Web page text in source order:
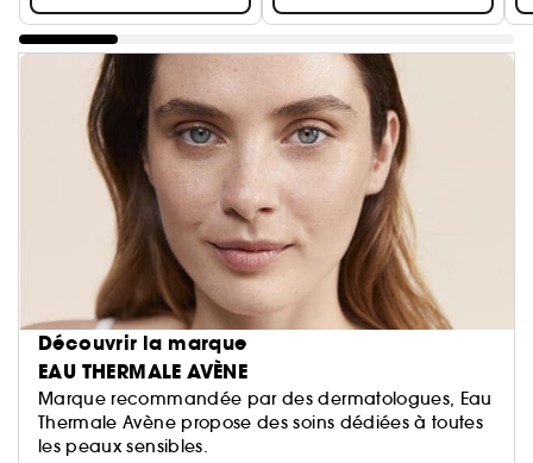
Découvrir la marque
EAU THERMALE AVÈNE
Marque recommandée par des dermatologues, Eau
Thermale Avène propose des soins dédiées à toutes
les peaux sensibles.